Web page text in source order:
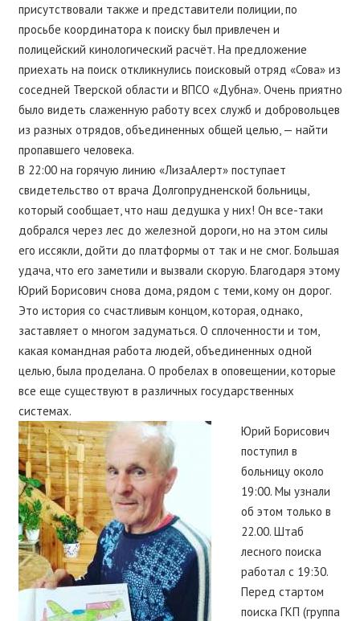
присутствовали также и представители полиции, по
просьбе координатора к поиску был привлечен и
полицейский кинологический расчёт. На предложение
приехать на поиск откликнулись поисковый отряд «Сова» из
соседней Тверской области и ВПСО «Дубна». Очень приятно
было видеть слаженную работу всех служб и добровольцев
из разных отрядов, объединенных общей целью, — найти
пропавшего человека.
В 22:00 на горячую линию «ЛизаАлерт» поступает
свидетельство от врача Долгопрудненской больницы,
который сообщает, что наш дедушка у них! Он все-таки
добрался через лес до железной дороги, но на этом силы
его иссякли, дойти до платформы от так и не смог. Большая
удача, что его заметили и вызвали скорую. Благодаря этому
Юрий Борисович снова дома, рядом с теми, кому он дорог.
Это история со счастливым концом, которая, однако,
заставляет о многом задуматься. О сплоченности и том,
какая командная работа людей, объединенных одной
целью, была проделана. О пробелах в оповещении, которые
все еще существуют в различных государственных
системах.
Юрий Борисович
поступил в
больницу около
19:00. Мы узнали
об этом только в
22.00. Штаб
лесного поиска
работал с 19:30.
Перед стартом
поиска ГКП (группа